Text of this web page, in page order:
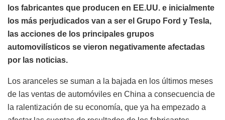
los fabricantes que producen en EE.UU. e inicialmente
los más perjudicados van a ser el Grupo Ford y Tesla,
las acciones de los principales grupos
automovilísticos se vieron negativamente afectadas
por las noticias.
Los aranceles se suman a la bajada en los últimos meses
de las ventas de automóviles en China a consecuencia de
la ralentización de su economía, que ya ha empezado a